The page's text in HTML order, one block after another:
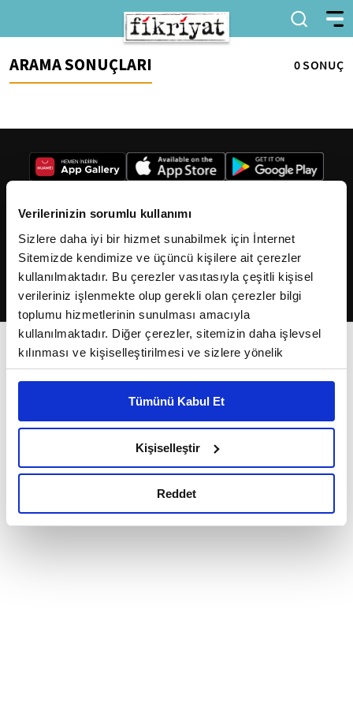
Verilerinizin sorumlu kullanımı
Sizlere daha iyi bir hizmet sunabilmek için İnternet
Sitemizde kendimize ve üçüncü kişilere ait çerezler
kullanılmaktadır. Bu çerezler vasıtasıyla çeşitli kişisel
verileriniz işlenmekte olup gerekli olan çerezler bilgi
toplumu hizmetlerinin sunulması amacıyla
kullanılmaktadır. Diğer çerezler, sitemizin daha işlevsel
kılınması ve kişiselleştirilmesi ve sizlere yönelik
reklam/pazarlama faaliyetlerinin yapılması, amaçlarıyla
Çerezlere ilişkin tercihlerinizi çerez paneli vasıtasıyla
belirleyebilirsiniz. Çerezlere ilişkin detaylı bilgi için
Ayarlar butonuna tıklayabilir,Çerez Bilgilendirme
Metnimizi ziyaret edebilirsiniz.
okumak ve sitemizi ziyaretiniz kapsamında
Tümünü Kabul Et
Kişiselleştir
Reddet
ARAMA SONUÇLARI 0 SONUÇ
2026Fikriyat. Tüm hakları saklıdır.